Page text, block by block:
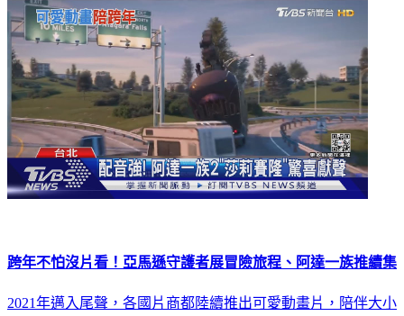
跨年不怕沒片看！亞馬遜守護者展冒險旅程、阿達一族推續集
2021年邁入尾聲，各國片商都陸續推出可愛動畫片，陪伴大小